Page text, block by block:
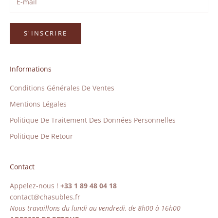
S'INSCRIRE
Informations
Conditions Générales De Ventes
Mentions Légales
Politique De Traitement Des Données Personnelles
Politique De Retour
Contact
Appelez-nous ! +33 1 89 48 04 18
contact@chasubles.fr
Nous travaillons du lundi au vendredi, de 8h00 à 16h00